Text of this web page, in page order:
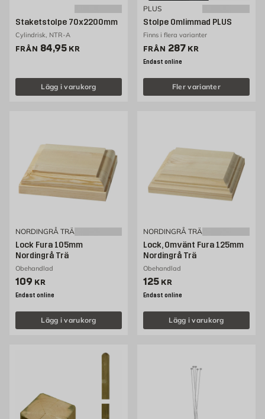
Staketstolpe 70x2200mm
Cylindrisk, NTR-A
FRÅN Pris 84.95 kr
84,95 KR
Lägg i varukorg
PLUS
Stolpe Omlimmad PLUS
Finns i flera varianter
FRÅN Pris 287 kr
287 KR
Endast online
Fler varianter
NORDINGRÅ TRÄ
Lock Fura 105mm
Nordingrå Trä
Obehandlad
Pris 109 kr
109 KR
Endast online
Lägg i varukorg
NORDINGRÅ TRÄ
Lock, Omvänt Fura 125mm
Nordingrå Trä
Obehandlad
Pris 125 kr
125 KR
Endast online
Lägg i varukorg